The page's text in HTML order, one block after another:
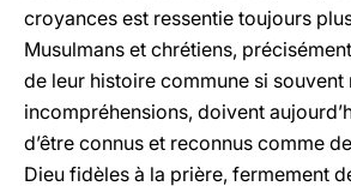
croyances est ressentie toujours
Musulmans et chrétiens,
de leur histoire commune si souvent
incompréhensions, doivent
d’être connus et reconnus comme
Dieu fidèles à la prière, fermement